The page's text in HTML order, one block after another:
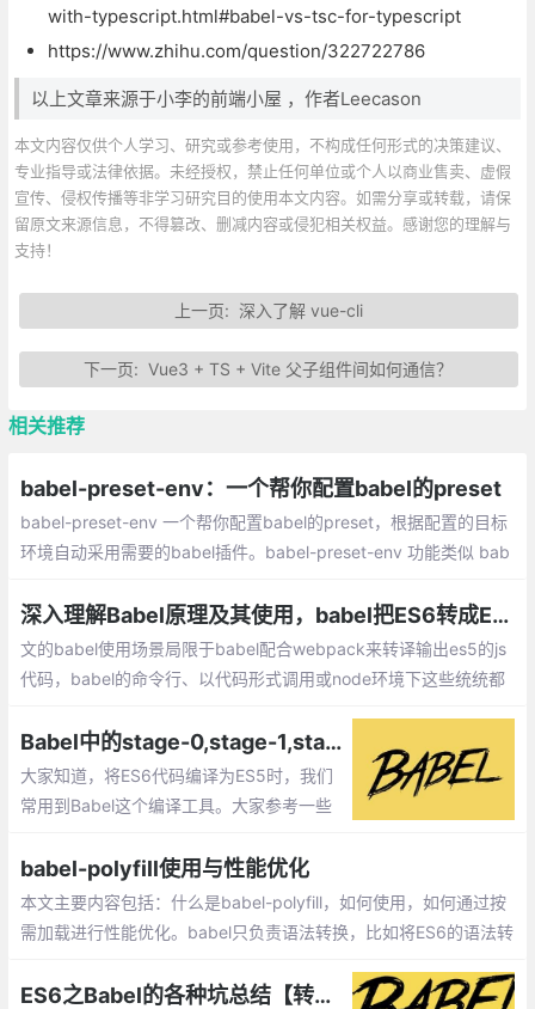
with-typescript.html#babel-vs-tsc-for-typescript
https://www.zhihu.com/question/322722786
以上文章来源于小李的前端小屋 ，作者Leecason
本文内容仅供个人学习、研究或参考使用，不构成任何形式的决策建议、
专业指导或法律依据。未经授权，禁止任何单位或个人以商业售卖、虚假
宣传、侵权传播等非学习研究目的使用本文内容。如需分享或转载，请保
留原文来源信息，不得篡改、删减内容或侵犯相关权益。感谢您的理解与
支持！
上一页: 深入了解 vue-cli
下一页:Vue3 + TS + Vite 父子组件间如何通信？
相关推荐
babel-preset-env：一个帮你配置babel的preset
babel-preset-env 一个帮你配置babel的preset，根据配置的目标
环境自动采用需要的babel插件。babel-preset-env 功能类似 bab
转译
深入理解Babel原理及其使用，babel把ES6转成ES5的原理是什么？
文的babel使用场景局限于babel配合webpack来转译输出es5的js
代码，babel的命令行、以代码形式调用或node环境下这些统统都
-js。
Babel中的stage-0,stage-1,stage-2以及stage-3的作用（转）
大家知道，将ES6代码编译为ES5时，我们
常用到Babel这个编译工具。大家参考一些
家在.babelrc中输入如下代码
babel-polyfill使用与性能优化
本文主要内容包括：什么是babel-polyfill，如何使用，如何通过按
需加载进行性能优化。babel只负责语法转换，比如将ES6的语法转
引入babel-polyfill来模拟实现这些对象、方法。
ES6之Babel的各种坑总结【转载】